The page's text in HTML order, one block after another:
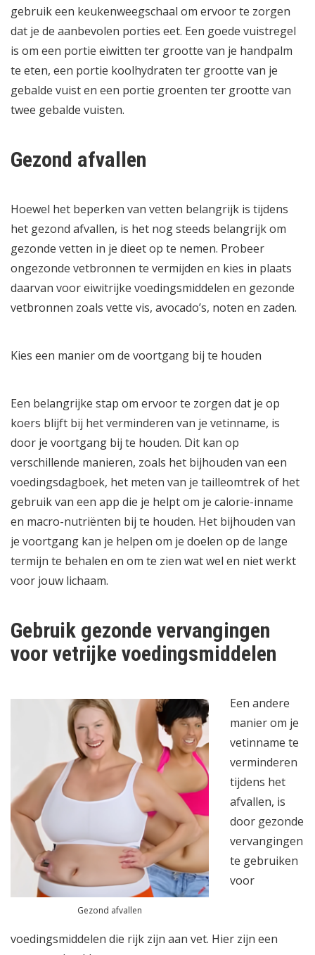
gebruik een keukenweegschaal om ervoor te zorgen
dat je de aanbevolen porties eet. Een goede vuistregel
is om een portie eiwitten ter grootte van je handpalm
te eten, een portie koolhydraten ter grootte van je
gebalde vuist en een portie groenten ter grootte van
twee gebalde vuisten.
Gezond afvallen
Hoewel het beperken van vetten belangrijk is tijdens
het gezond afvallen, is het nog steeds belangrijk om
gezonde vetten in je dieet op te nemen. Probeer
ongezonde vetbronnen te vermijden en kies in plaats
daarvan voor eiwitrijke voedingsmiddelen en gezonde
vetbronnen zoals vette vis, avocado’s, noten en zaden.
Kies een manier om de voortgang bij te houden
Een belangrijke stap om ervoor te zorgen dat je op
koers blijft bij het verminderen van je vetinname, is
door je voortgang bij te houden. Dit kan op
verschillende manieren, zoals het bijhouden van een
voedingsdagboek, het meten van je tailleomtrek of het
gebruik van een app die je helpt om je calorie-inname
en macro-nutriënten bij te houden. Het bijhouden van
je voortgang kan je helpen om je doelen op de lange
termijn te behalen en om te zien wat wel en niet werkt
voor jouw lichaam.
Gebruik gezonde vervangingen
voor vetrijke voedingsmiddelen
Gezond afvallen
Een andere
manier om je
vetinname te
verminderen
tijdens het
afvallen, is
door gezonde
vervangingen
te gebruiken
voor
voedingsmiddelen die rijk zijn aan vet. Hier zijn een